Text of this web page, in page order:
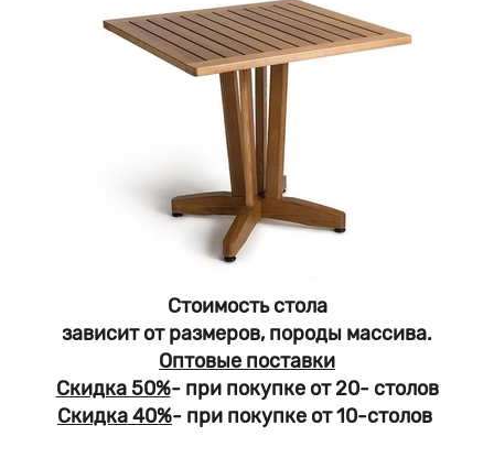
Покрытие Масло - защита от
влаги
Доставка до обьекта по РФ
От 13000 р.
Выбор размеров и цветов
Стоимость стола
зависит от размеров, породы массива.
Оптовые поставки
Скидка 50%- при покупке от 20- столов
Скидка 40%- при покупке от 10-столов